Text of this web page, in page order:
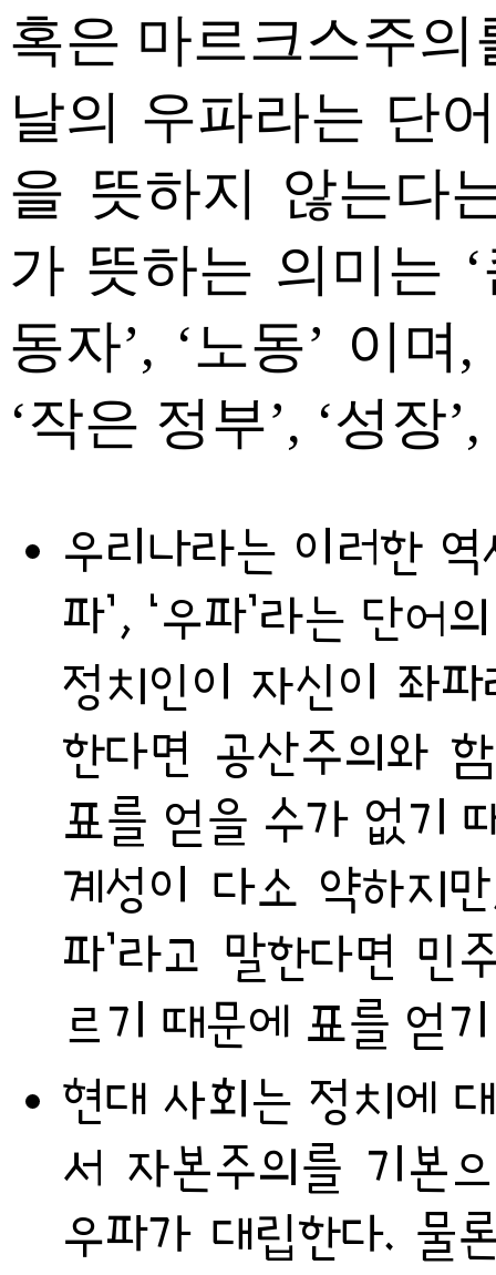
혹은 마르크스주
날의 우파라는 단
을 뜻하지 않는다
가 뜻하는 의미는 ‘
동자’, ‘노동’ 이
‘작은 정부’, ‘성장
우리나라는 이러한
파’, ‘우파’라는 단어
정치인이 자신이 좌파
한다면 공산주의와
표를 얻을 수가 없기
계성이 다소 약하지
파’라고 말한다면 민
르기 때문에 표를 얻
현대 사회는 정치에
서 자본주의를 기본
우파가 대립한다. 물